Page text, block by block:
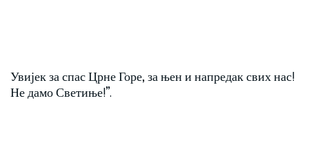
Увијек за спас Црне Горе, за њен и напредак свих нас!
Не дамо Светиње!”.